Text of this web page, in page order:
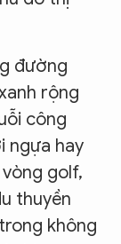
đường
rộng
công
ngựa hay
golf,
thuyền
không